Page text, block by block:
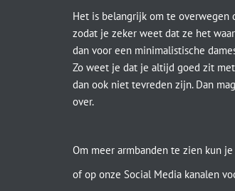
Het is belangrijk om te overwegen
zodat je zeker weet dat ze het
dan voor een minimalistische
Zo weet je dat je altijd goed zit
dan ook niet tevreden zijn. Dan
over.
Om meer armbanden te zien kun
of op onze Social Media kanalen